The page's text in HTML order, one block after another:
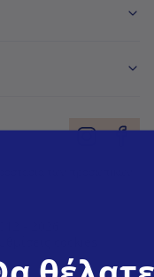
των προσωπικών
- 2026